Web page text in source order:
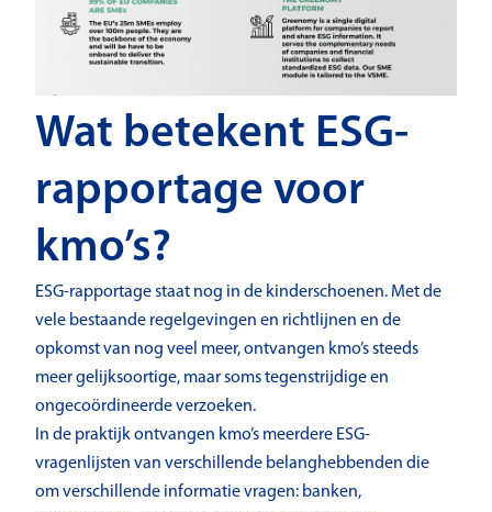
Wat betekent ESG-
rapportage voor
kmo’s?
ESG-rapportage staat nog in de kinderschoenen. Met de
vele bestaande regelgevingen en richtlijnen en de
opkomst van nog veel meer, ontvangen kmo’s steeds
meer gelijksoortige, maar soms tegenstrijdige en
ongecoördineerde verzoeken.
In de praktijk ontvangen kmo’s meerdere ESG-
vragenlijsten van verschillende belanghebbenden die
om verschillende informatie vragen: banken,